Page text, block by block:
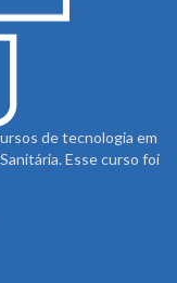
de tecnologia em
Esse curso foi